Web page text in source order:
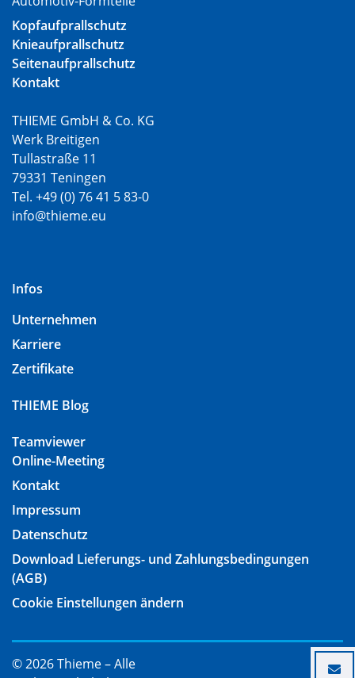
Kopfaufprallschutz
Knieaufprallschutz
Seitenaufprallschutz
Kontakt
THIEME GmbH & Co. KG
Werk Breitigen
Tullastraße 11
79331 Teningen
Tel. +49 (0) 76 41 5 83-0
info@thieme.eu
Infos
Unternehmen
Karriere
Zertifikate
THIEME Blog
Teamviewer
Online-Meeting
Kontakt
Impressum
Datenschutz
Download Lieferungs- und Zahlungsbedingungen
(AGB)
Cookie Einstellungen ändern
© 2026 Thieme – Alle